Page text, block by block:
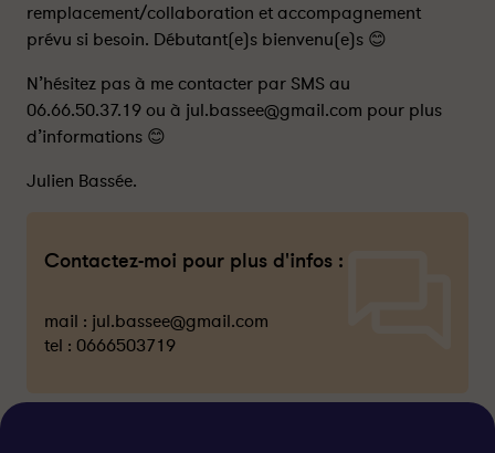
remplacement/collaboration et accompagnement
prévu si besoin. Débutant(e)s bienvenu(e)s 😊
N’hésitez pas à me contacter par SMS au
06.66.50.37.19 ou à jul.bassee@gmail.com pour plus
d’informations 😊
Julien Bassée.
Contactez-moi pour plus d'infos :
mail : jul.bassee@gmail.com
tel : 0666503719